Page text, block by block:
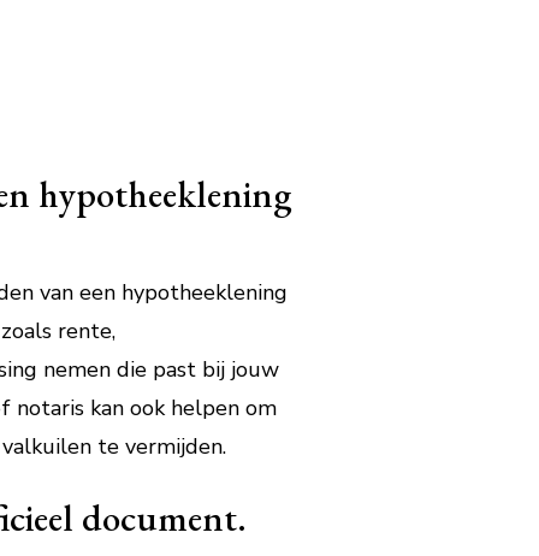
hypotheeklening
van een hypotheeklening
rente,
nemen die past bij jouw
notaris kan ook helpen om
te vermijden.
document.